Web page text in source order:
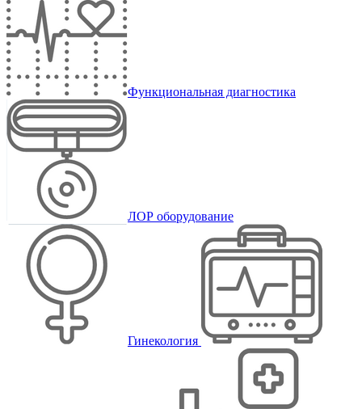
Функциональная диагностика
ЛОР оборудование
Гинекология